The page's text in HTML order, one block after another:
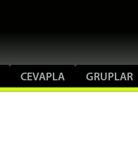
CEVAPLA GRUPLAR